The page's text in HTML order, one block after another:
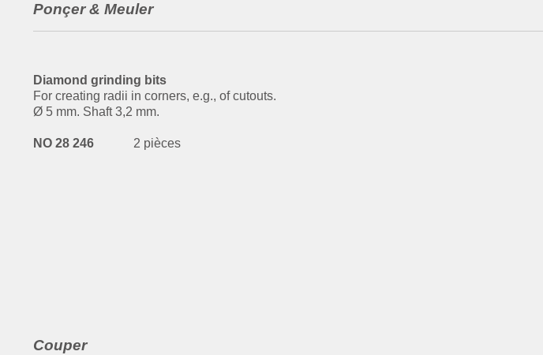
Ponçer & Meuler
Diamond grinding bits
For creating radii in corners, e.g., of cutouts.
Ø 5 mm. Shaft 3,2 mm.
NO 28 246 2 pièces
Couper